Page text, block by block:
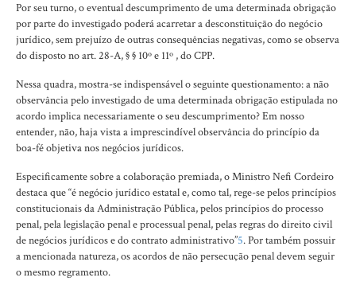
Por seu turno, o eventual descumprimento de uma determinada obrigação
por parte do investigado poderá acarretar a desconstituição do negócio
jurídico, sem prejuízo de outras consequências negativas, como se observa
do disposto no art. 28-A, § § 10º e 11º , do CPP.
Nessa quadra, mostra-se indispensável o seguinte questionamento: a não
observância pelo investigado de uma determinada obrigação estipulada no
acordo implica necessariamente o seu descumprimento? Em nosso
entender, não, haja vista a imprescindível observância do princípio da
boa-fé objetiva nos negócios jurídicos.
Especificamente sobre a colaboração premiada, o Ministro Nefi Cordeiro
destaca que “é negócio jurídico estatal e, como tal, rege-se pelos princípios
constitucionais da Administração Pública, pelos princípios do processo
penal, pela legislação penal e processual penal, pelas regras do direito civil
de negócios jurídicos e do contrato administrativo”5. Por também possuir
a mencionada natureza, os acordos de não persecução penal devem seguir
o mesmo regramento.